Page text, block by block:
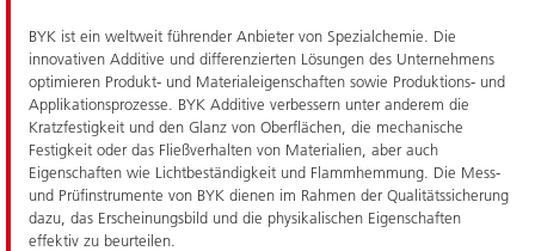
BYK ist ein weltweit führender Anbieter von Spezialchemie. Die
innovativen Additive und differenzierten Lösungen des Unternehmens
optimieren Produkt- und Materialeigenschaften sowie Produktions- und
Applikationsprozesse. BYK Additive verbessern unter anderem die
Kratzfestigkeit und den Glanz von Oberflächen, die mechanische
Festigkeit oder das Fließverhalten von Materialien, aber auch
Eigenschaften wie Lichtbeständigkeit und Flammhemmung. Die Mess-
und Prüfinstrumente von BYK dienen im Rahmen der Qualitätssicherung
dazu, das Erscheinungsbild und die physikalischen Eigenschaften
effektiv zu beurteilen.